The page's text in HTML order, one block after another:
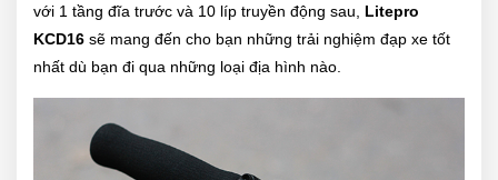
với 1 tầng đĩa trước và 10 líp truyền động sau, Litepro
KCD16 sẽ mang đến cho bạn những trải nghiệm đạp xe tốt
nhất dù bạn đi qua những loại địa hình nào.